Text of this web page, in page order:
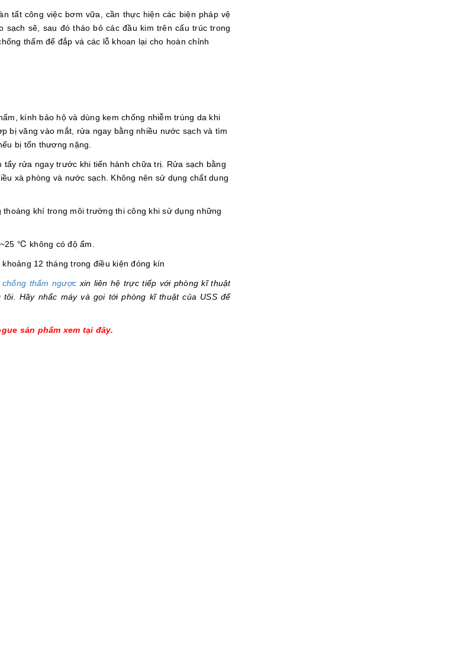
tất công việc bơm vữa, cần thực hiện các biện pháp vệ
sạch sẽ, sau đó tháo bỏ các đầu kim trên cấu trúc trong
thấm để đắp vá các lỗ khoan lại cho hoàn chỉnh
kính bảo hộ và dùng kem chống nhiễm trùng da khi
bị văng vào mắt, rửa ngay bằng nhiều nước sạch và tìm
bị tổn thương nặng.
rửa ngay trước khi tiến hành chữa trị. Rửa sạch bằng
xà phòng và nước sạch. Không nên sử dụng chất dung
khí trong môi trường thi công khi sử dụng những
℃ không có độ ẩm.
12 tháng trong điều kiện đóng kín
chống thấm ngược xin liên hệ trực tiếp với phòng kĩ thuật
tôi. Hãy nhấc máy và gọi tới phòng kĩ thuật của USS để
sản phẩm xem tại đây.